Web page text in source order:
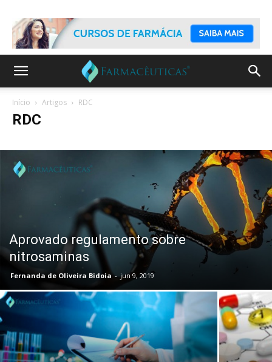
Início Artigos RDC
RDC
Aprovado regulamento sobre
nitrosaminas
Fernanda de Oliveira Bidoia - jun 9, 2019